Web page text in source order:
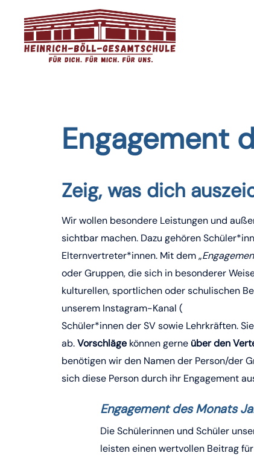
springen
Engagement
Zeig, was dich
Wir wollen besondere Leistungen und
sichtbar machen. Dazu gehören
Elternvertreter*innen. Mit dem „
oder Gruppen, die sich in besonderer
kulturellen, sportlichen oder schulischen
unserem Instagram-Kanal (@hbg_dortmund
Schüler*innen der SV sowie Lehrkräften.
ab.Vorschläge können gerne über den
benötigen wir den Namen der Person/der
sich diese Person durch ihr Engagement
Engagement des Monats
Die Schülerinnen und Schüler
leisten einen wertvollen Beitrag